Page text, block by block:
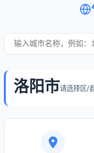
洛阳市请选择区/